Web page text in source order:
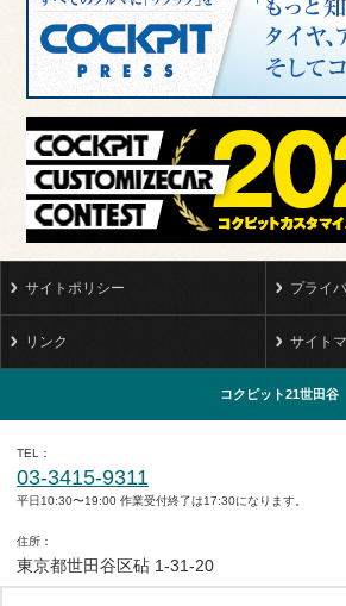
サイトポリシー プライ
リンク サイト
コクピット21世田谷
TEL
03-3415-9311
平日10:30〜19:00 作業受付終了は17:30になります。
住所
東京都世田谷区砧 1-31-20